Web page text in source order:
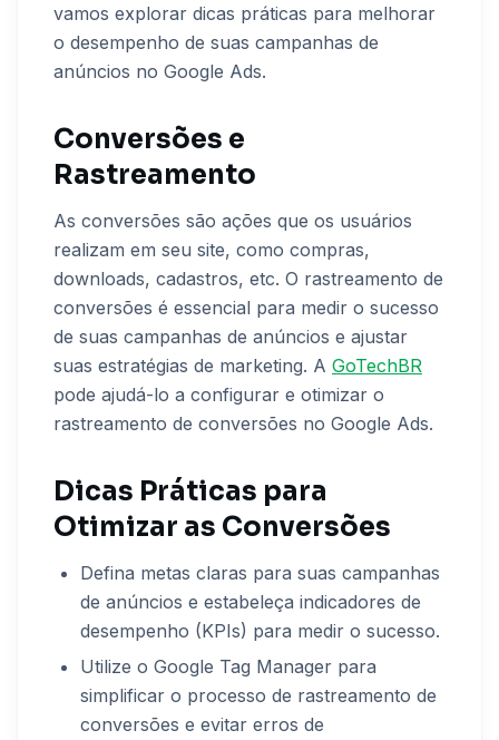
vamos explorar dicas práticas para melhorar
o desempenho de suas campanhas de
anúncios no Google Ads.
Conversões e
Rastreamento
As conversões são ações que os usuários
realizam em seu site, como compras,
downloads, cadastros, etc. O rastreamento de
conversões é essencial para medir o sucesso
de suas campanhas de anúncios e ajustar
suas estratégias de marketing. A GoTechBR
pode ajudá-lo a configurar e otimizar o
rastreamento de conversões no Google Ads.
Dicas Práticas para
Otimizar as Conversões
Defina metas claras para suas campanhas
de anúncios e estabeleça indicadores de
desempenho (KPIs) para medir o sucesso.
Utilize o Google Tag Manager para
simplificar o processo de rastreamento de
conversões e evitar erros de